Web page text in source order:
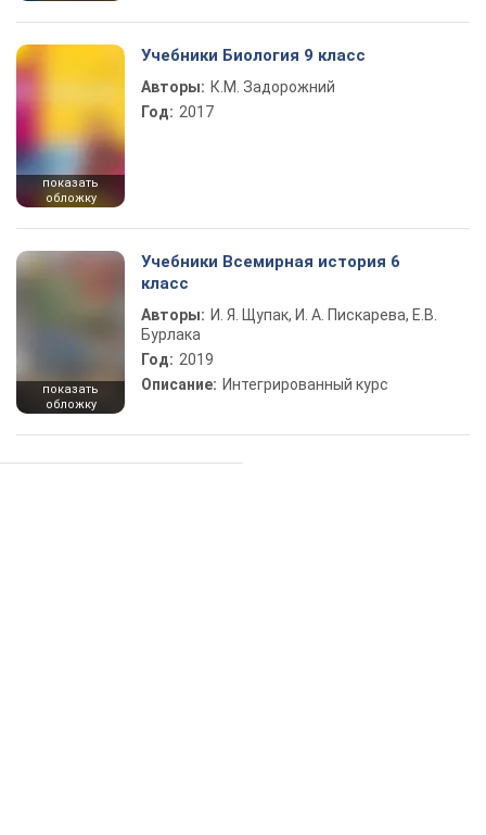
показать
обложку
Учебники Биология 9 класс
Авторы: К.М. Задорожний
Год: 2017
показать
обложку
Учебники Всемирная история 6
класс
Авторы: И. Я. Щупак, И. А. Пискарева, Е.В.
Бурлака
Год: 2019
Описание: Интегрированный курс